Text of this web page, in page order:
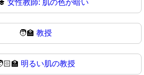
女性教師: 肌の色が暗い
🧑‍🏫 教授
明るい肌の教授